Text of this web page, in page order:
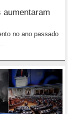
aumentaram
no ano passado